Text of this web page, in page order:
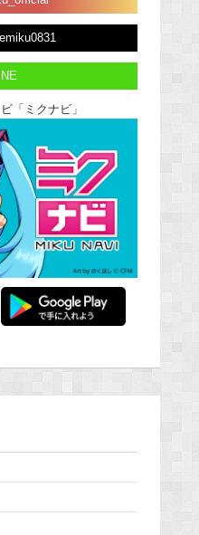
「ミクナビ」